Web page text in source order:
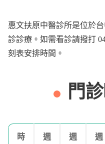
惠文扶原中醫診所是位於
診診療。如需看診請撥打
刻表安排時間。
門
時
週
週
週